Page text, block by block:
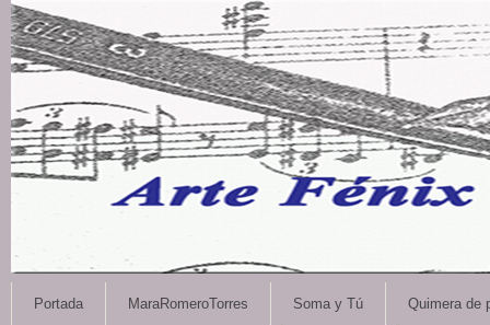
Portada MaraRomeroTorres Soma y Tú Quimera de